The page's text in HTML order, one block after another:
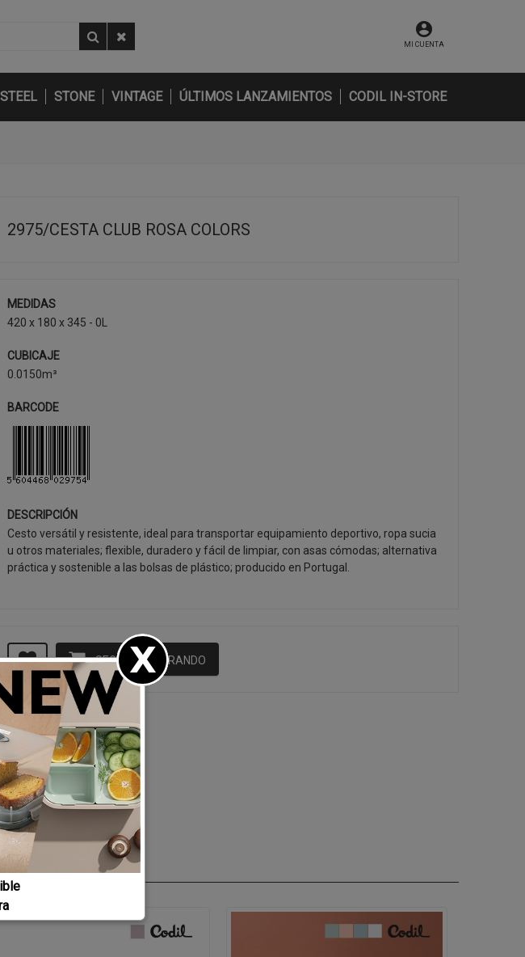
MI CUENTA
STEEL STONE VINTAGE ÚLTIMOS LANZAMIENTOS CODIL IN-STORE
2975/CESTA CLUB ROSA COLORS
MEDIDAS
420 x 180 x 345 - 0L
CUBICAJE
0.0150m³
BARCODE
DESCRIPCIÓN
Cesto versátil y resistente, ideal para transportar equipamiento deportivo, ropa sucia
u otros materiales; flexible, duradero y fácil de limpiar, con asas cómodas; alternativa
práctica y sostenible a las bolsas de plástico; producido en Portugal.
SEGUIR COMPRANDO